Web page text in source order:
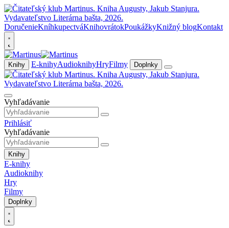
DoručenieKníhkupectváKnihovrátokPoukážkyKnižný blogKontakt
Knihy E-knihyAudioknihyHryFilmy Doplnky
Vyhľadávanie
Prihlásiť
Vyhľadávanie
Knihy
E-knihy
Audioknihy
Hry
Filmy
Doplnky